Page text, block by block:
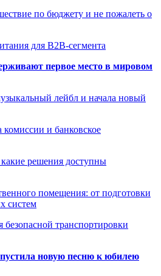
по бюджету и не пожалеть о
для B2B-сегмента
первое место в мировом
лейбл и начала новый
комиссии и банковское
решения доступны
помещения: от подготовки
систем
безопасной транспортировки
новую песню к юбилею